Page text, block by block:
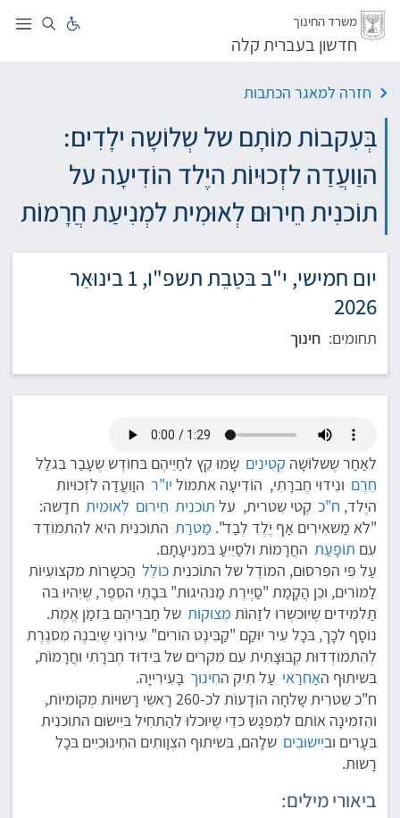
דלג
משרד החינוך
חדשון בעברית קלה
חזרה למאגר הכתבות
בְּעִקבוֹת מוֹתָם של שְלוֹשָה ילָדִים:
הוַועֲדַה לזְכוּיוֹת היֶלד הוֹדִיעָה על
תוֹכנִית חֵירוּם לְאוּמִית למְנִיעַת חֲרָמוֹת
יום חמישי, י"ב בּטֵבֵת תשפ"ו, 1 בינוּאַר
2026
תחומים: חינוך
לאַחַר שֶשלוֹשָה קְטִינִים שָׂמוּ קֵץ לחַיֵיהֶם בּחוֹדֶש שֶעָבַר בִּגלַל
חֵרֶם ונִידוּי חֶברָתִי, הוֹדִיעָה אתמוֹל יו"ר הוַועֲדַה לזְכוּיוֹת
היֶלד, ח"כ קֶטי שִטרית, על תוֹכנִית חֵירוּם לְאוּמִית חדָשה:
"לֹא מַשאִירִים אַף יֶלֶד לְבַד". מַטרַת התוֹכנִית היא להִתמוֹדֵד
עִם תוֹפָעַת החֲרָמוֹת ולסַיֵיעַ בּמנִיעָתָם.
עַל פִּי הפִּרסוּם, המוֹדֶל של התוֹכנִיתכּוֹלֵל הַכשָרוֹת מִקצוֹעִיוֹת
לַמוֹרים, וכֵן הֲקָמַת "סַיֶירֶת מַנהִיגוּת" בּבָתֵי הסֵפֶר, שֶיִהיוּ בּה
תַלמִידים שֶיוּכשְרוּ לזַהוֹת מְצוּקוֹת של חַברֵיהֶם בִּזמַן אֱמֶת.
נוֹסָף לכָך, בּכָל עִיר יוּקַם "קַבִּינֶט הוֹרים" עִירוֹנִי שֶיִבנֶה מִסגֶרֶת
לְהִתמוֹדְדוּת קְבוּצָתִית עִם מִקרִים של בִּידוּד חֶברָתִי וחֲרָמוֹת,
בּשיתוּף האַחרַאי עַל תִיק החִינוּך בָּעִירִייָה.
ח"כ שִטרִית שָלחָה הוֹדָעוֹת לכ-260 רָאשֵי רָשוּיוֹת מְקוֹמִיוֹת,
והִזמִינָה אוֹתם למִפגָש כּדֵי שֶיוּכלוּ להַתחִיל בּיִישׂוּם התוֹכנִית
בּעָרים וביִישוּבִים שלָהם, בּשיתוּף הצְוָותִים החִינוּכִיִים בּכָל
רָשוּת.
ביאורי מילים: